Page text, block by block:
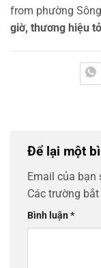
from phường
giờ, thương hiệu
Để lại một
Email của bạn
Các trường
Bình luận*